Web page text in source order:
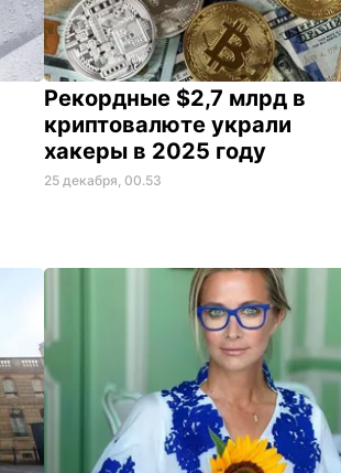
Рекордные $2,7 млрд в
криптовалюте украли
хакеры в 2025 году
25 декабря, 00.53